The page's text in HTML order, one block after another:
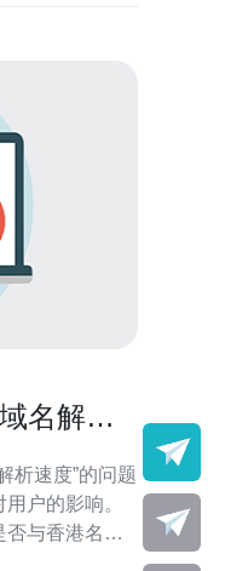
名解析
析速度”的问题
户的影响。
与香港名称